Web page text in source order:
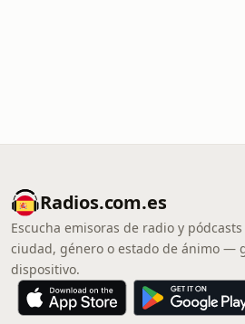
Radios.com.es
Escucha emisoras de radio y
ciudad, género o estado de ánimo —
dispositivo.